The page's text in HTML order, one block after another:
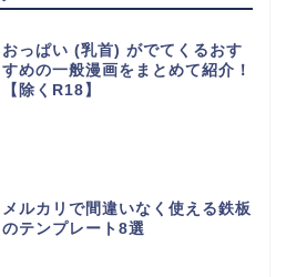
おっぱい (乳首) がでてくるおす
すめの一般漫画をまとめて紹介！
【除くR18】
メルカリで間違いなく使える鉄板
のテンプレート8選